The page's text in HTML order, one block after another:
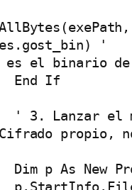
'
el binario de
propio,